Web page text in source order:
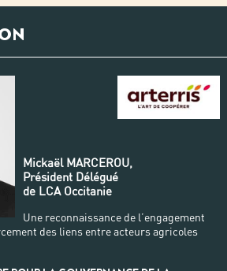
Mickaël MARCEROU,
Président Délégué
de LCA Occitanie
Une reconnaissance de l’engagement
des liens entre acteurs agricoles